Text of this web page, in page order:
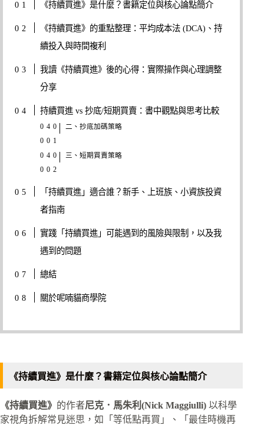
《持續買進》是什麼？書籍定位與核心論點簡介
《持續買進》的重點整理：平均成本法 (DCA)、持
續投入與時間複利
我讀《持續買進》後的心得：實際操作與心理調整
分享
持續買進 vs 抄底/短期買賣：書中觀點與思考比較
二、抄底加碼策略
三、短期買賣策略
「持續買進」適合誰？新手、上班族、小資族投資
者指南
實踐「持續買進」可能遇到的風險與限制，以及我
遇到的問題
總結
關於呢喃貓商學院
《持續買進》是什麼？書籍定位與核心論點簡介
《持續買進》 的作者尼克．馬朱利(Nick Maggiulli) 以科學
家視角拆解常見迷思，如「等低點再買」、「最佳時機再